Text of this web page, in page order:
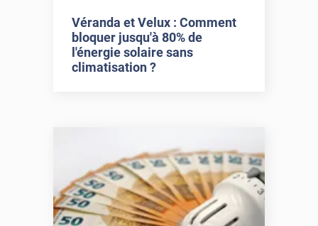
Véranda et Velux : Comment
bloquer jusqu'à 80% de
l'énergie solaire sans
climatisation ?